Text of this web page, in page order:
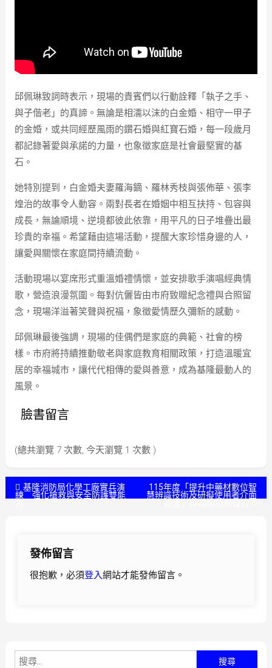
邱佩琳致詞時表示，現場的貴賓們以行動詮釋「執子之手、
與子偕老」的真諦。無論是相濡以沫的白金婚、相守一甲子
的金婚，或共同經歷風雨的鑽石婚與紅寶石婚，每一段歲月
都記錄著愛與承諾的力量，也象徵家庭是社會最堅實的基
石。
她特別提到，白金婚夫妻羅海鏑、羅林秀枝與張佈華、張李
煌治的故事令人動容。兩對長者在婚姻中相互扶持、包容與
成長，無論順境、逆境都彼此依靠，用平凡的日子堆疊出最
珍貴的幸福。希望藉由這場活動，提醒大家珍惜身邊的人，
讓愛與關懷在家庭間持續流動。
活動現場以宴席形式重溫婚禮情懷，並安排歌手演唱經典情
歌，營造浪漫氛圍。每對伉儷皆由市府致贈紀念禮與合照留
念，現場洋溢著笑聲與祝福，象徵愛情歷久彌新的感動。
邱佩琳最後強調，現場的佳偶們是家庭的典範、社會的榜
樣。市府將持續推動敬老與家庭教育相關政策，打造溫暖宜
居的幸福城市，讓代代相傳的愛與善意，成為基隆最動人的
風景。
臉書留言
(總共瀏覽 7 次數, 今天瀏覽 1 次數 )
文基隆消防局化學工廠實兵演
練 強化搶救與安全防護雙能
115年度「提升中藥材數位智
慧辨識技術及研擬使用者介面
發佈留言
很抱歉，必須登入網站才能發佈留言。